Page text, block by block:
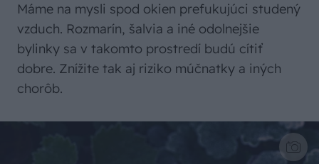
Máme na mysli spod okien prefukujúci studený
vzduch. Rozmarín, šalvia a iné odolnejšie
bylinky sa v takomto prostredí budú cítiť
dobre. Znížite tak aj riziko múčnatky a iných
chorôb.